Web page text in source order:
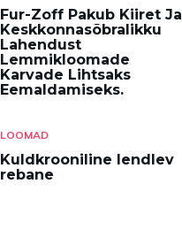
Fur-Zoff Pakub Kiiret Ja
Keskkonnasõbralikku
Lahendust
Lemmikloomade
Karvade Lihtsaks
Eemaldamiseks.
LOOMAD
Kuldkrooniline lendlev
rebane